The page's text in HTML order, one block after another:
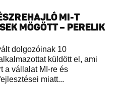
MI-T
MÖGÖTT – PERELIK
dolgozóinak 10
küldött el, ami
a vállalat MI-re és
miatt...